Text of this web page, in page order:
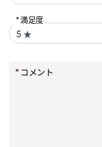
満足度
コメント